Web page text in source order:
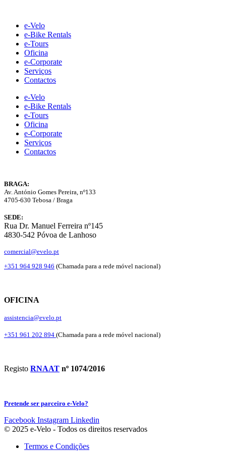
contente-Velo
e-Bike Rentals
e-Tours
Oficina
e-Corporate
Serviços
Contactos
e-Velo
e-Bike Rentals
e-Tours
Oficina
e-Corporate
Serviços
Contactos
BRAGA:
Av. António Gomes Pereira, nº133
4705-630 Tebosa / Braga
SEDE:
Rua Dr. Manuel Ferreira nº145
4830-542 Póvoa de Lanhoso
comercial@evelo.pt
+351 964 928 946 (Chamada para a rede móvel nacional)
OFICINA
assistencia@evelo.pt
+351 961 202 894 (Chamada para a rede móvel nacional)
Registo RNAAT nº 1074/2016
Pretende ser parceiro e-Velo?
Facebook Instagram Linkedin
© 2025 e-Velo - Todos os direitos reservados
Termos e Condições